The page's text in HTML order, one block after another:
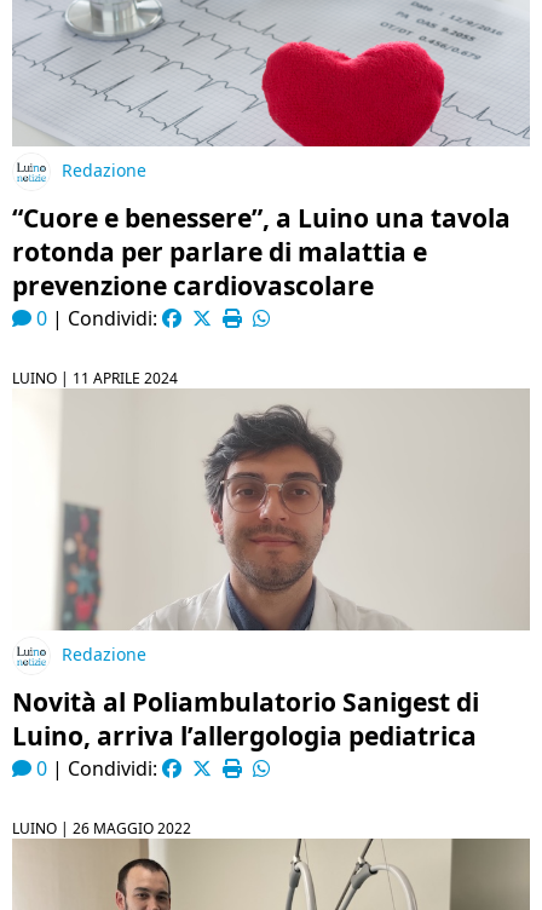
Redazione
“Cuore e benessere”, a Luino una tavola
rotonda per parlare di malattia e
prevenzione cardiovascolare
0 | Condividi:
LUINO | 11 APRILE 2024
Redazione
Novità al Poliambulatorio Sanigest di
Luino, arriva l’allergologia pediatrica
0 | Condividi:
LUINO | 26 MAGGIO 2022